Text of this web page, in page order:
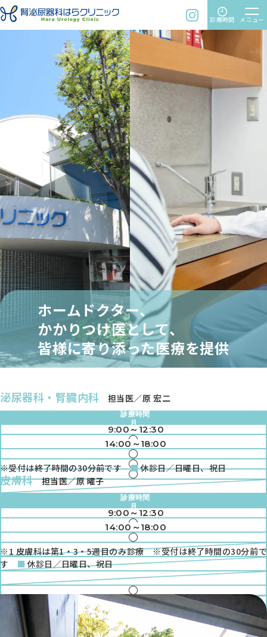
instagram time
診療時間
menu
メニュー
ホームドクター、
かかりつけ医として、
皆様に寄り添った医療を提供
泌尿器科・腎臓内科 担当医／原 宏二
診療時間
月
火
水
木
金
土
9:00～12:30
●
●
●
●
●
14:00～18:00
●
●
●
●
※受付は終了時間の30分前です 休診日／日曜日、祝日
皮膚科 担当医／原 曜子
診療時間
月
火
水
木
金
土
9:00～12:30
●
●
●
●
※1
◎
14:00～18:00
●
●
※1 皮膚科は第1・3・5週目のみ診療 ※受付は終了時間の30分前で
す
休診日／日曜日、祝日